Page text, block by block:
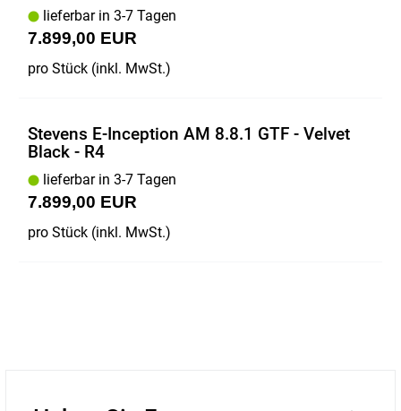
lieferbar in 3-7 Tagen
7.899,00 EUR
pro Stück (inkl. MwSt.)
Stevens E-Inception AM 8.8.1 GTF - Velvet
Black - R4
lieferbar in 3-7 Tagen
7.899,00 EUR
pro Stück (inkl. MwSt.)